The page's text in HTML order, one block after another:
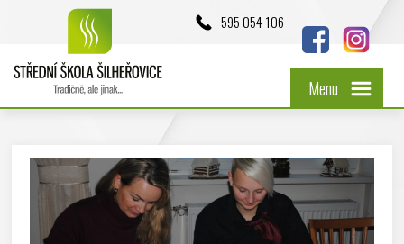
595 054 106
Menu